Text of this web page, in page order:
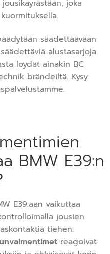
joka
säädettäävään
alustasarjoja
löydät ainakin BC
brändeiltä. Kysy
BMW E39:n
E39:ään vaikuttaa
jousien
tiehen.
reagoivat